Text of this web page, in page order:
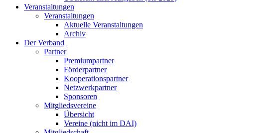
Veranstaltungen
Veranstaltungen
Aktuelle Veranstaltungen
Archiv
Der Verband
Partner
Premiumpartner
Förderpartner
Kooperationspartner
Netzwerkpartner
Sponsoren
Mitgliedsvereine
Übersicht
Vereine (nicht im DAI)